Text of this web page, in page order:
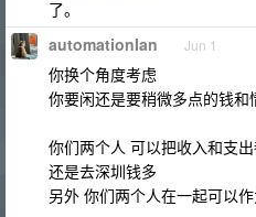
了。
automationIan Jun 1
你换个角度考虑
你要闲还是要稍微多点的钱和
你们两个人 可以把收入和支
还是去深圳钱多
另外 你们两个人在一起可以